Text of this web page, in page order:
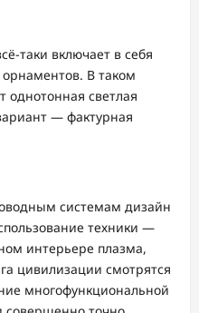
таки включает в себя
В таком
однотонная светлая
— фактурная
системам дизайн
техники —
интерьере плазма,
цивилизации смотрятся
многофункциональной